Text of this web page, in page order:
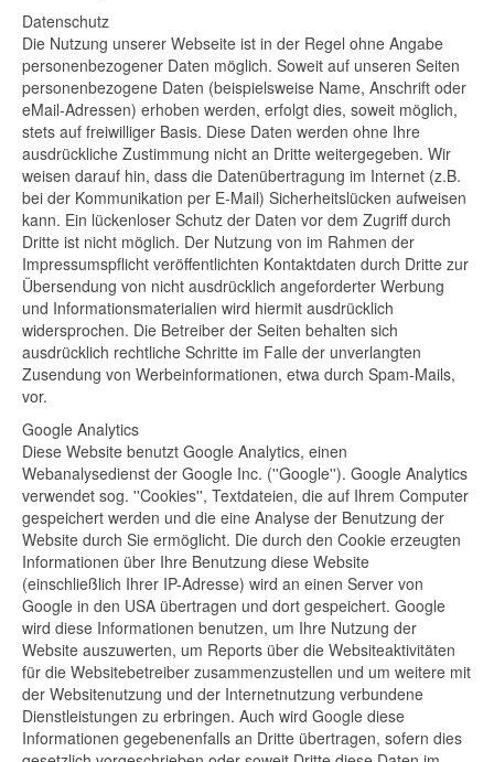
Datenschutz
Die Nutzung unserer Webseite ist in der Regel ohne Angabe
personenbezogener Daten möglich. Soweit auf unseren Seiten
personenbezogene Daten (beispielsweise Name, Anschrift oder
eMail-Adressen) erhoben werden, erfolgt dies, soweit möglich,
stets auf freiwilliger Basis. Diese Daten werden ohne Ihre
ausdrückliche Zustimmung nicht an Dritte weitergegeben. Wir
weisen darauf hin, dass die Datenübertragung im Internet (z.B.
bei der Kommunikation per E-Mail) Sicherheitslücken aufweisen
kann. Ein lückenloser Schutz der Daten vor dem Zugriff durch
Dritte ist nicht möglich. Der Nutzung von im Rahmen der
Impressumspflicht veröffentlichten Kontaktdaten durch Dritte zur
Übersendung von nicht ausdrücklich angeforderter Werbung
und Informationsmaterialien wird hiermit ausdrücklich
widersprochen. Die Betreiber der Seiten behalten sich
ausdrücklich rechtliche Schritte im Falle der unverlangten
Zusendung von Werbeinformationen, etwa durch Spam-Mails,
vor.
Google Analytics
Diese Website benutzt Google Analytics, einen
Webanalysedienst der Google Inc. (''Google''). Google Analytics
verwendet sog. ''Cookies'', Textdateien, die auf Ihrem Computer
gespeichert werden und die eine Analyse der Benutzung der
Website durch Sie ermöglicht. Die durch den Cookie erzeugten
Informationen über Ihre Benutzung diese Website
(einschließlich Ihrer IP-Adresse) wird an einen Server von
Google in den USA übertragen und dort gespeichert. Google
wird diese Informationen benutzen, um Ihre Nutzung der
Website auszuwerten, um Reports über die Websiteaktivitäten
für die Websitebetreiber zusammenzustellen und um weitere mit
der Websitenutzung und der Internetnutzung verbundene
Dienstleistungen zu erbringen. Auch wird Google diese
Informationen gegebenenfalls an Dritte übertragen, sofern dies